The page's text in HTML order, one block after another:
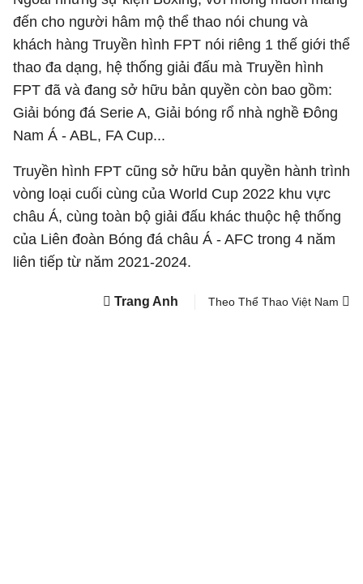
đến cho người hâm mộ thể thao nói chung và
khách hàng Truyền hình FPT nói riêng 1 thế giới thể
thao đa dạng, hệ thống giải đấu mà Truyền hình
FPT đã và đang sở hữu bản quyền còn bao gồm:
Giải bóng đá Serie A, Giải bóng rổ nhà nghề Đông
Nam Á - ABL, FA Cup...
Truyền hình FPT cũng sở hữu bản quyền hành trình
vòng loại cuối cùng của World Cup 2022 khu vực
châu Á, cùng toàn bộ giải đấu khác thuộc hệ thống
của Liên đoàn Bóng đá châu Á - AFC trong 4 năm
liên tiếp từ năm 2021-2024.
Trang Anh Theo Thể Thao Việt Nam